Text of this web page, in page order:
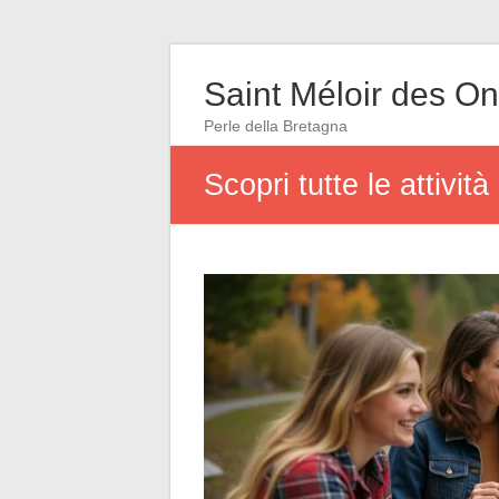
Saint Méloir des
Perle della Bretagna
Scopri tutte le